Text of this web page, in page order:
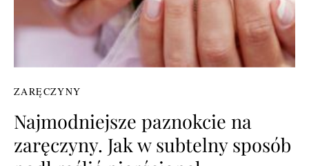
ZARĘCZYNY
Najmodniejsze paznokcie na
zaręczyny. Jak w subtelny sposób